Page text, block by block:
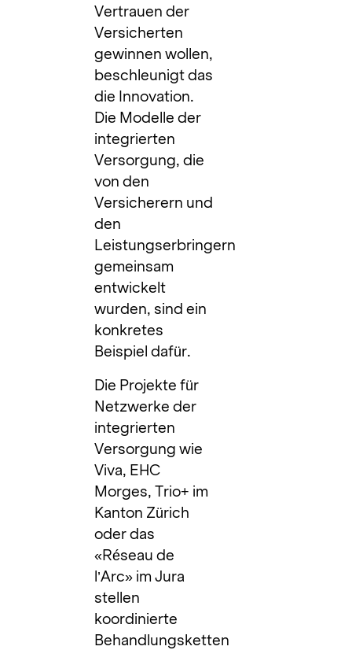
Vertrauen der
Versicherten
gewinnen wollen,
beschleunigt das
die Innovation.
Die Modelle der
integrierten
Versorgung, die
von den
Versicherern und
den
Leistungserbringern
gemeinsam
entwickelt
wurden, sind ein
konkretes
Beispiel dafür.
Die Projekte für
Netzwerke der
integrierten
Versorgung wie
Viva, EHC
Morges, Trio+ im
Kanton Zürich
oder das
«Réseau de
l’Arc» im Jura
stellen
koordinierte
Behandlungsketten